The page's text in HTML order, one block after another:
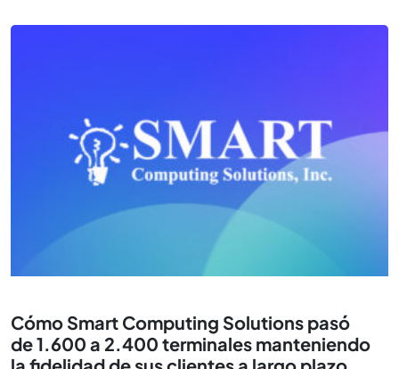
Cómo Smart Computing Solutions pasó
de 1.600 a 2.400 terminales manteniendo